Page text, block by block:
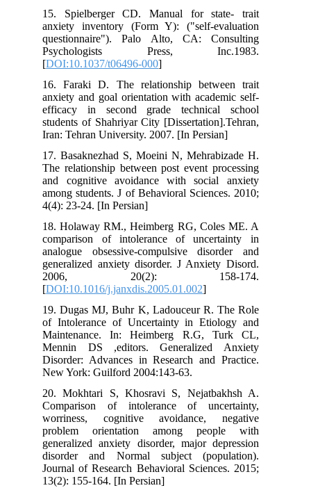
15. Spielberger CD. Manual for state- trait
anxiety inventory (Form Y): ("self-evaluation
questionnaire"). Palo Alto, CA: Consulting
Psychologists Press, Inc.1983.
[DOI:10.1037/t06496-000
16. Faraki D. The relationship between trait
anxiety and goal orientation with academic self-
efficacy in second grade technical school
students of Shahriyar City [Dissertation].Tehran,
Iran: Tehran University. 2007. [In Persian]
17. Basaknezhad S, Moeini N, Mehrabizade H.
The relationship between post event processing
and cognitive avoidance with social anxiety
among students. J of Behavioral Sciences. 2010;
4(4): 23-24. [In Persian]
18. Holaway RM., Heimberg RG, Coles ME. A
comparison of intolerance of uncertainty in
analogue obsessive-compulsive disorder and
generalized anxiety disorder. J Anxiety Disord.
2006, 20(2): 158-174.
[DOI:10.1016/j.janxdis.2005.01.002
19. Dugas MJ, Buhr K, Ladouceur R. The Role
of Intolerance of Uncertainty in Etiology and
Maintenance. In: Heimberg R.G, Turk CL,
Mennin DS ,editors. Generalized Anxiety
Disorder: Advances in Research and Practice.
New York: Guilford 2004:143-63.
20. Mokhtari S, Khosravi S, Nejatbakhsh A.
Comparison of intolerance of uncertainty,
worriness, cognitive avoidance, negative
problem orientation among people with
generalized anxiety disorder, major depression
disorder and Normal subject (population).
Journal of Research Behavioral Sciences. 2015;
13(2): 155-164. [In Persian]